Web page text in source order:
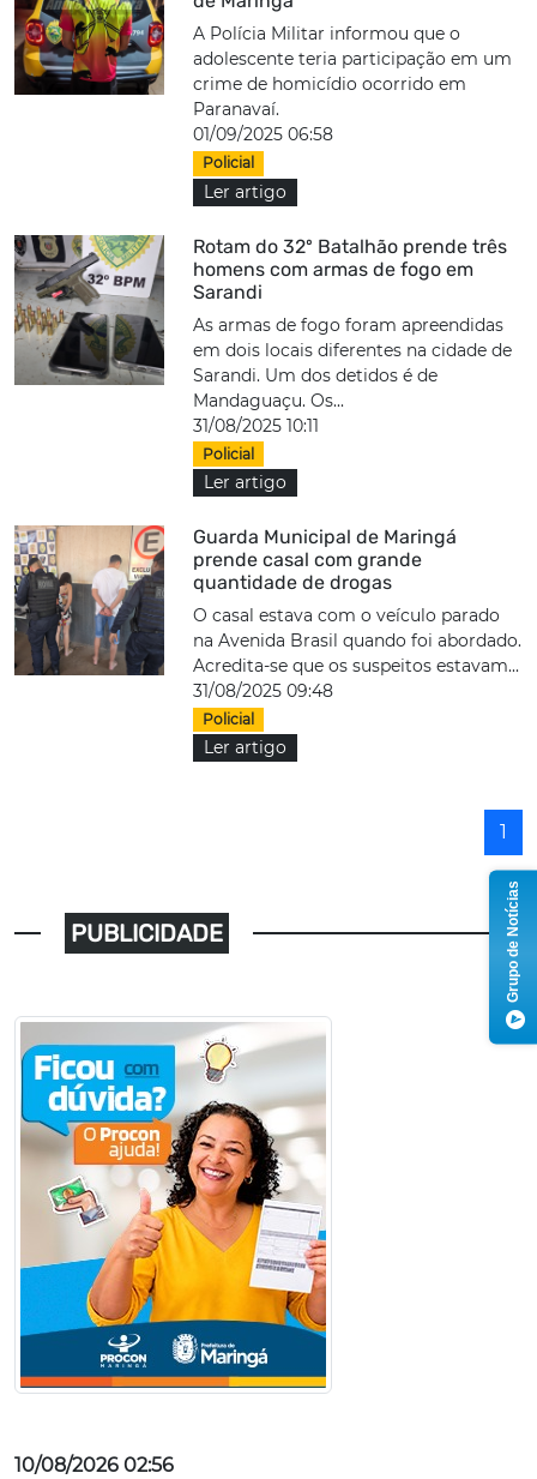
A Polícia Militar informou que o
adolescente teria participação em um
crime de homicídio ocorrido em
Paranavaí.
01/09/2025 06:58
Policial
Ler artigo
Rotam do 32º Batalhão prende três
homens com armas de fogo em
Sarandi
As armas de fogo foram apreendidas
em dois locais diferentes na cidade de
Sarandi. Um dos detidos é de
Mandaguaçu. Os...
31/08/2025 10:11
Policial
Ler artigo
Guarda Municipal de Maringá
prende casal com grande
quantidade de drogas
O casal estava com o veículo parado
na Avenida Brasil quando foi abordado.
Acredita-se que os suspeitos estavam...
31/08/2025 09:48
Policial
Ler artigo
1
PUBLICIDADE
10/08/2026 02:56
Grupo de Notícias